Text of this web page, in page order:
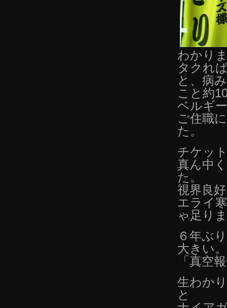
わかり
タクれ
と、病
こと約
ベルギ
ご住職
た。
チケッ
真ん中
た。
視界良
エライ
ゃ足り
６年ぶ
大きい。
「真空
生わか
と